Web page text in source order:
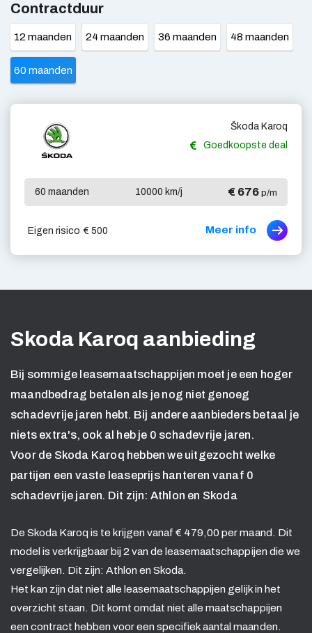
Contractduur
12 maanden 24 maanden 36 maanden 48 maanden
60 maanden
Škoda Karoq
Goedkoopste deal
60 maanden 10000 km/j € 676 p/m
Eigen risico € 500 Meer info
Skoda Karoq aanbieding
Bij sommige leasemaatschappijen moet je een hoger
maandbedrag betalen als je nog niet genoeg
schadevrije jaren hebt. Bij andere aanbieders betaal je
niets extra's, ook al heb je 0 schadevrije jaren.
Voor de Skoda Karoq hebben we uitgezocht welke
partijen een vaste leaseprijs hanteren vanaf 0
schadevrije jaren. Dit zijn: Athlon en Skoda
De Skoda Karoq is te krijgen vanaf € 479,00 per maand. Dit
model is verkrijgbaar bij 2 van de leasemaatschappijen die we
vergelijken. Dit zijn: Athlon en Skoda.
Het kan zijn dat niet alle leasemaatschappijen gelijk in het
overzicht staan. Dit komt omdat niet alle maatschappijen
een contract hebben voor een specifiek aantal maanden.